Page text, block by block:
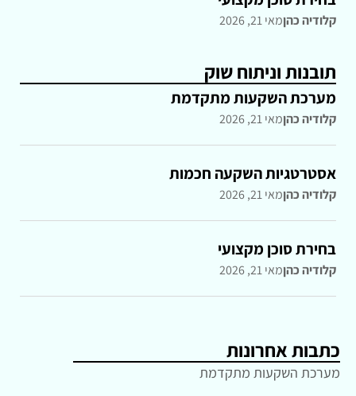
קלודיה כהןמאי 21, 2026
תובנות וניתוח שוק
מערכת השקעות מתקדמת
קלודיה כהןמאי 21, 2026
אסטרטגיות השקעה חכמות
קלודיה כהןמאי 21, 2026
בחירת סוכן מקצועי
קלודיה כהןמאי 21, 2026
כתבות אחרונות
מערכת השקעות מתקדמת